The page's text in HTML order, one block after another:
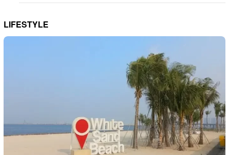
LIFESTYLE